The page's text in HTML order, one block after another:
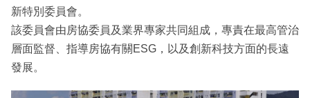
新特別委員會。
該委員會由房協委員及業界專家共同組成，專責在最高管治
層面監督、指導房協有關ESG，以及創新科技方面的長遠
發展。